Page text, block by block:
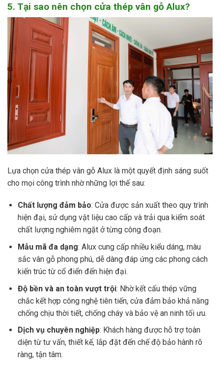
5. Tại sao nên chọn cửa thép vân gỗ Alux?
Lựa chọn cửa thép vân gỗ Alux là một quyết định sáng suốt
cho mọi công trình nhờ những lợi thế sau:
Chất lượng đảm bảo: Cửa được sản xuất theo quy trình
hiện đại, sử dụng vật liệu cao cấp và trải qua kiểm soát
chất lượng nghiêm ngặt ở từng công đoạn.
Mẫu mã đa dạng: Alux cung cấp nhiều kiểu dáng, màu
sắc vân gỗ phong phú, dễ dàng đáp ứng các phong cách
kiến trúc từ cổ điển đến hiện đại.
Độ bền và an toàn vượt trội: Nhờ kết cấu thép vững
chắc kết hợp công nghệ tiên tiến, cửa đảm bảo khả năng
chống chịu thời tiết, chống cháy và bảo vệ an ninh tối ưu.
Dịch vụ chuyên nghiệp: Khách hàng được hỗ trợ toàn
diện từ tư vấn, thiết kế, lắp đặt đến chế độ bảo hành rõ
ràng, tận tâm.